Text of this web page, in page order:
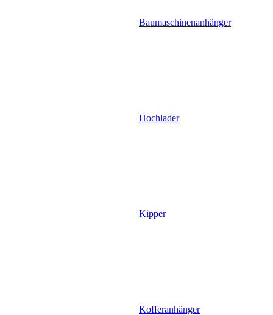
Baumaschinenanhänger
Hochlader
Kipper
Kofferanhänger